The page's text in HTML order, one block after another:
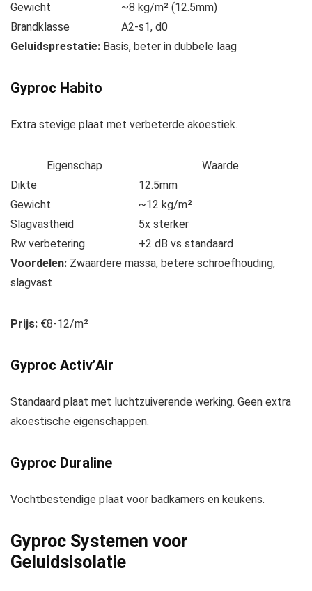
Gewicht
~8 kg/m² (12.5mm)
Brandklasse
A2-s1, d0
Geluidsprestatie: Basis, beter in dubbele laag
Gyproc Habito
Extra stevige plaat met verbeterde akoestiek.
Eigenschap
Waarde
Dikte
12.5mm
Gewicht
~12 kg/m²
Slagvastheid
5x sterker
Rw verbetering
+2 dB vs standaard
Voordelen: Zwaardere massa, betere schroefhouding,
slagvast
Prijs: €8-12/m²
Gyproc Activ’Air
Standaard plaat met luchtzuiverende werking. Geen extra
akoestische eigenschappen.
Gyproc Duraline
Vochtbestendige plaat voor badkamers en keukens.
Gyproc Systemen voor
Geluidsisolatie